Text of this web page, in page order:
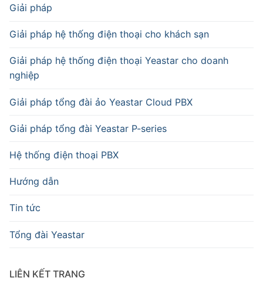
Giải pháp
Giải pháp hệ thống điện thoại cho khách sạn
Giải pháp hệ thống điện thoại Yeastar cho doanh
nghiệp
Giải pháp tổng đài ảo Yeastar Cloud PBX
Giải pháp tổng đài Yeastar P-series
Hệ thống điện thoại PBX
Hướng dẫn
Tin tức
Tổng đài Yeastar
LIÊN KẾT TRANG